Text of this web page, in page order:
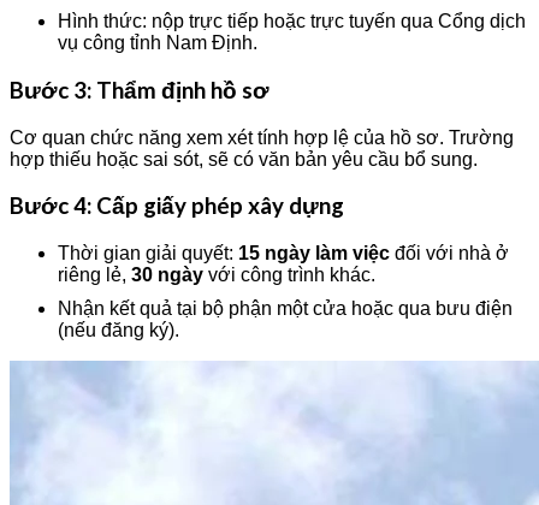
Hình thức: nộp trực tiếp hoặc trực tuyến qua Cổng dịch
vụ công tỉnh Nam Định.
Bước 3: Thẩm định hồ sơ
Cơ quan chức năng xem xét tính hợp lệ của hồ sơ. Trường
hợp thiếu hoặc sai sót, sẽ có văn bản yêu cầu bổ sung.
Bước 4: Cấp giấy phép xây dựng
Thời gian giải quyết: 15 ngày làm việc đối với nhà ở
riêng lẻ, 30 ngày với công trình khác.
Nhận kết quả tại bộ phận một cửa hoặc qua bưu điện
(nếu đăng ký).